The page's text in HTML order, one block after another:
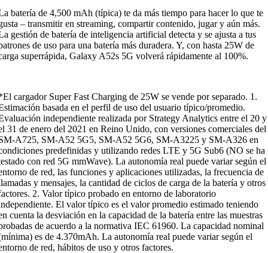
batería de 4,500 mAh (típica) te da más tiempo para hacer lo que te
– transmitir en streaming, compartir contenido, jugar y aún más.
gestión de batería de inteligencia artificial detecta y se ajusta a tus
de uso para una batería más duradera. Y, con hasta 25W de
superrápida, Galaxy A52s 5G volverá rápidamente al 100%.
cargador Super Fast Charging de 25W se vende por separado. 1.
basada en el perfil de uso del usuario típico/promedio.
independiente realizada por Strategy Analytics entre el 20 y
31 de enero del 2021 en Reino Unido, con versiones comerciales del
A725, SM-A52 5G5, SM-A52 5G6, SM-A3225 y SM-A326 en
predefinidas y utilizando redes LTE y 5G Sub6 (NO se ha
con red 5G mmWave). La autonomía real puede variar según el
de red, las funciones y aplicaciones utilizadas, la frecuencia de
y mensajes, la cantidad de ciclos de carga de la batería y otros
2. Valor típico probado en entorno de laboratorio
El valor típico es el valor promedio estimado teniendo
cuenta la desviación en la capacidad de la batería entre las muestras
de acuerdo a la normativa IEC 61960. La capacidad nominal
es de 4.370mAh. La autonomía real puede variar según el
de red, hábitos de uso y otros factores.